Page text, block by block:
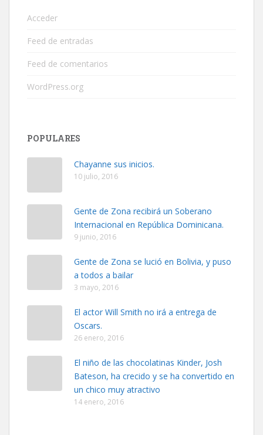
Acceder
Feed de entradas
Feed de comentarios
WordPress.org
POPULARES
Chayanne sus inicios.
10 julio, 2016
Gente de Zona recibirá un Soberano
Internacional en República Dominicana.
9 junio, 2016
Gente de Zona se lució en Bolivia, y puso
a todos a bailar
3 mayo, 2016
El actor Will Smith no irá a entrega de
Oscars.
26 enero, 2016
El niño de las chocolatinas Kinder, Josh
Bateson, ha crecido y se ha convertido en
un chico muy atractivo
14 enero, 2016